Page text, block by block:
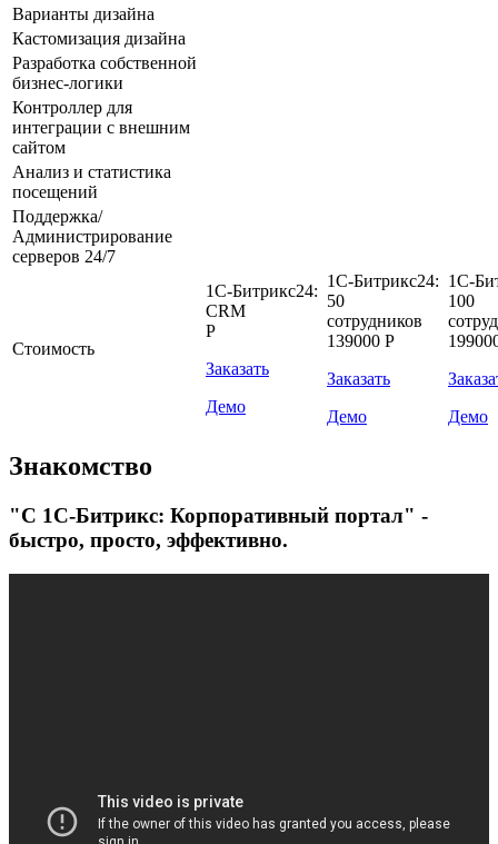
Варианты дизайна
Кастомизация дизайна
Разработка собственной
бизнес-логики
Контроллер для
интеграции с внешним
сайтом
Анализ и статистика
посещений
Поддержка/
Администрирование
серверов 24/7
Стоимость
1С-Битрикс24:
CRM
Р
Заказать
Демо
1С-Битрикс24:
50
сотрудников
139000 Р
Заказать
Демо
1С-
100
Демо
Знакомство
"С 1С-Битрикс: Корпоративный портал" -
быстро, просто, эффективно.